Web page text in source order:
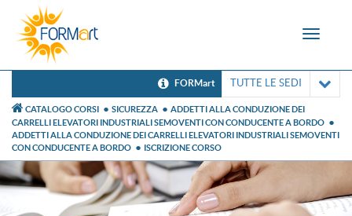
Toggle
FORMart TUTTE LE SEDI
CATALOGO CORSI SICUREZZA
ADDETTI ALLA CONDUZIONE DEI
CARRELLI ELEVATORI INDUSTRIALI SEMOVENTI CON CONDUCENTE A BORDO
ADDETTI ALLA CONDUZIONE DEI CARRELLI ELEVATORI INDUSTRIALI SEMOVENTI
CON CONDUCENTE A BORDO
ISCRIZIONE CORSO